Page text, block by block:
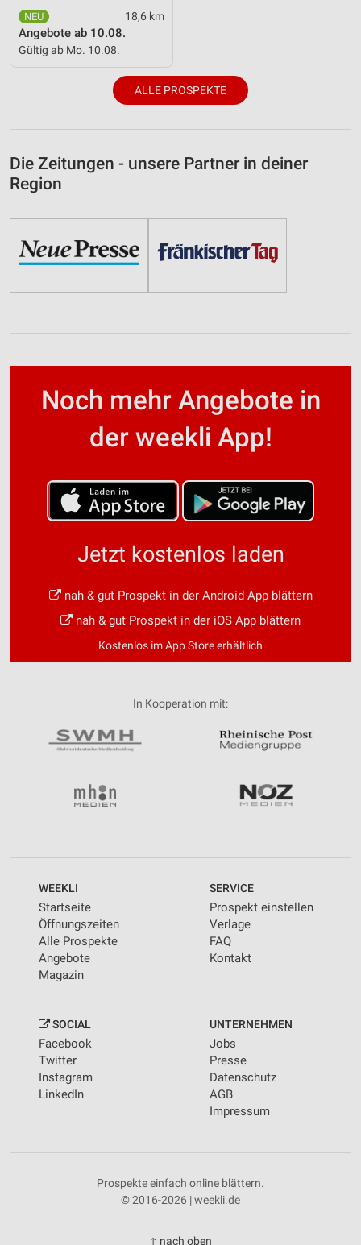
18,6 km
Angebote ab 10.08.
Gültig ab Mo. 10.08.
ALLE PROSPEKTE
Die Zeitungen - unsere Partner in deiner
Region
Noch mehr Angebote in
der weekli App!
Jetzt kostenlos laden
nah & gut Prospekt in der Android App blättern
nah & gut Prospekt in der iOS App blättern
Kostenlos im App Store erhältlich
In Kooperation mit:
WEEKLI
Startseite
Öffnungszeiten
Alle Prospekte
Angebote
Magazin
SERVICE
Prospekt einstellen
Verlage
FAQ
Kontakt
SOCIAL
Facebook
Twitter
Instagram
LinkedIn
UNTERNEHMEN
Jobs
Presse
Datenschutz
AGB
Impressum
Prospekte einfach online blättern.
© 2016-2026 | weekli.de
↑ nach oben